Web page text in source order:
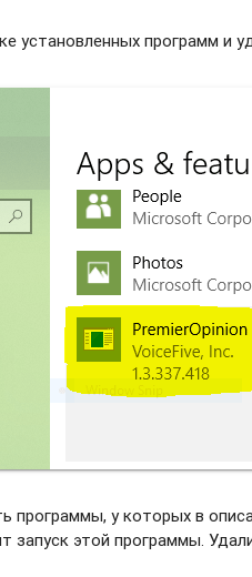
установленных программ и
у которых в
запуск этой программы.